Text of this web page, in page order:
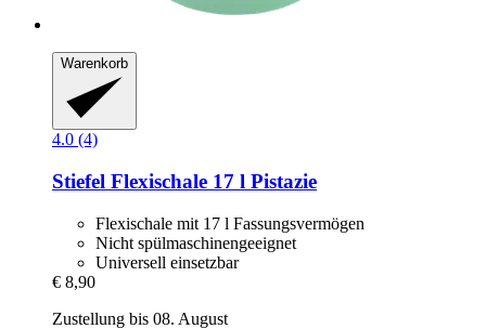
Warenkorb
4.0 (4)
Stiefel Flexischale 17 l Pistazie
Flexischale mit 17 l Fassungsvermögen
Nicht spülmaschinengeeignet
Universell einsetzbar
€ 8,90
Zustellung bis 08. August